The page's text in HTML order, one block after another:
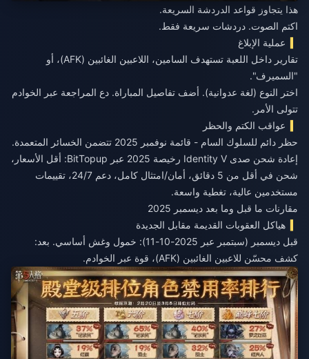
هذا يتجاوز قواعد الدردشة السريعة.
اكتم الصوت. دردشات سريعة فقط.
عملية الإبلاغ
تقارير داخل اللعبة تستهدف السامين، اللاعبين الغائبين (AFK)، أو
"السميرف".
اختر النوع (لغة عدوانية). أضف تفاصيل المباراة. دع المراجعة عبر الخوادم
تتولى الأمر.
عواقب الكتم والحظر
حظر دائم للسلوك السام - قائمة نوفمبر 2025 تتضمن الخسائر المتعمدة.
إعادة شحن صدى Identity V رخيصة 2025
عبر BitTopup: أقل الأسعار،
شحن في أقل من 5 دقائق، أمان/امتثال كامل، دعم 24/7، تقييمات
مستخدمين عالية، تغطية واسعة.
مقارنات ما قبل وما بعد ديسمبر 2025
هياكل العقوبات القديمة مقابل الجديدة
قبل ديسمبر (سبتمبر عبر 2025-10-11): خمول وغش أساسي. بعد:
كشف محسّن للاعبين الغائبين (AFK)، قوة عبر الخوادم.